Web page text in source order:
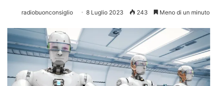
radiobuonconsiglio 8 Luglio 2023 243 Meno di un minuto